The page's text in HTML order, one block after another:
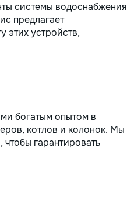
системы водоснабжения
предлагает
этих устройств,
богатым опытом в
котлов и колонок. Мы
гарантировать